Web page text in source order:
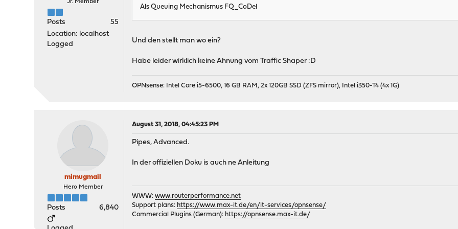
Jr. Member
Posts
55
Location: localhost
Logged
Als Queuing Mechanismus FQ_CoDel
Und den stellt man wo ein?
Habe leider wirklich keine Ahnung vom Traffic Shaper :D
OPNsense: Intel Core i5-6500, 16 GB RAM, 2x 120GB SSD (ZFS mirror), Intel i350-T4 (4x 1G)
mimugmail
Hero Member
Posts 6,840
August 31, 2018, 04:45:23 PM
Pipes, Advanced.
In der offiziellen Doku is auch ne Anleitung
WWW:www.routerperformance.net
Support plans: https://www.max-it.de/en/it-services/opnsense/
Commercial Plugins (German): https://opnsense.max-it.de/